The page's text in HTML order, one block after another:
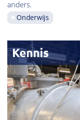
anders.
Onderwijs
Kennis